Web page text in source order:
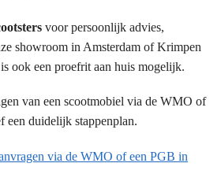
voor persoonlijk advies,
showroom in Amsterdam of Krimpen
ook een proefrit aan huis mogelijk.
van een scootmobiel via de WMO of
een duidelijk stappenplan.
via de WMO of een PGB in